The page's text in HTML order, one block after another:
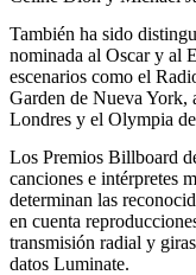
También ha sido
nominada al Oscar y al
escenarios como el
Garden de Nueva
Londres y el Olympia
Los Premios Billboard
canciones e intérpretes
determinan las
en cuenta
transmisión radial y
datos Luminate.